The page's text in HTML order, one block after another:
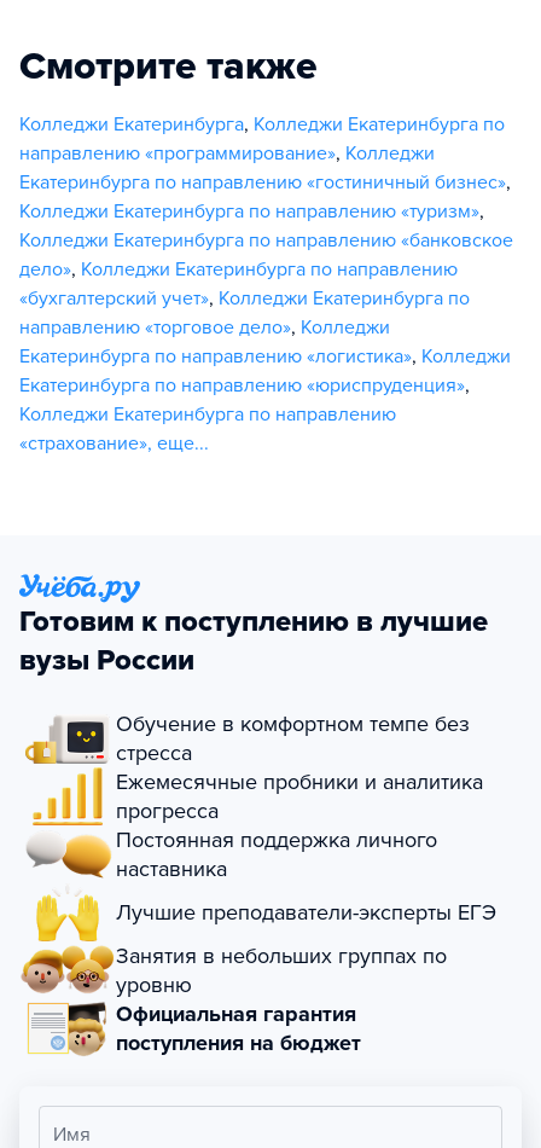
Смотрите также
Колледжи Екатеринбурга, Колледжи Екатеринбурга по
направлению «программирование», Колледжи
Екатеринбурга по направлению «гостиничный бизнес»,
Колледжи Екатеринбурга по направлению «туризм»,
Колледжи Екатеринбурга по направлению «банковское
дело», Колледжи Екатеринбурга по направлению
«бухгалтерский учет», Колледжи Екатеринбурга по
направлению «торговое дело», Колледжи
Екатеринбурга по направлению «логистика», Колледжи
Екатеринбурга по направлению «юриспруденция»,
Колледжи Екатеринбурга по направлению
«страхование», еще...
Готовим к поступлению в лучшие
вузы России
Обучение в комфортном темпе без
стресса
Ежемесячные пробники и аналитика
прогресса
Постоянная поддержка личного
наставника
Лучшие преподаватели-эксперты ЕГЭ
Занятия в небольших группах по
уровню
Официальная гарантия
поступления на бюджет
Имя